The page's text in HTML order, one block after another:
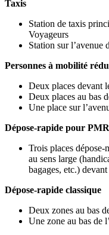
Taxis
Station de taxis
Voyageurs
Station sur l’avenue
Personnes à mobilité
Deux places devant
Deux places au bas
Une place sur
Dépose-rapide pour PMR
Trois places
au sens large
bagages, etc.)
Dépose-rapide classique
Deux zones au bas
Une zone au bas de